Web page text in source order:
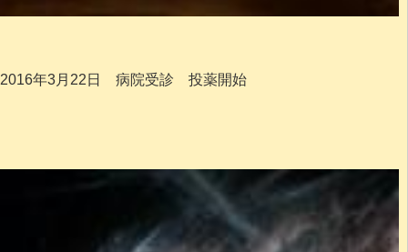
2016年3月22日 病院受診 投薬開始